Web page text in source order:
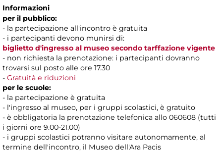
Informazioni
per il pubblico:
- la partecipazione all'incontro è gratuita
- i partecipanti devono munirsi di:
biglietto d'ingresso al museo secondo tarffazione vigente
- non richiesta la prenotazione: i partecipanti dovranno
trovarsi sul posto alle ore 17.30
- Gratuità e riduzioni
per le scuole:
- la partecipazione è gratuita
- l'ingresso al museo, per i gruppi scolastici, è gratuito
- è obbligatoria la prenotazione telefonica allo 060608 (tutti
i giorni ore 9.00-21.00)
- i gruppi scolastici potranno visitare autonomamente, al
termine dell'incontro, il Museo dell'Ara Pacis